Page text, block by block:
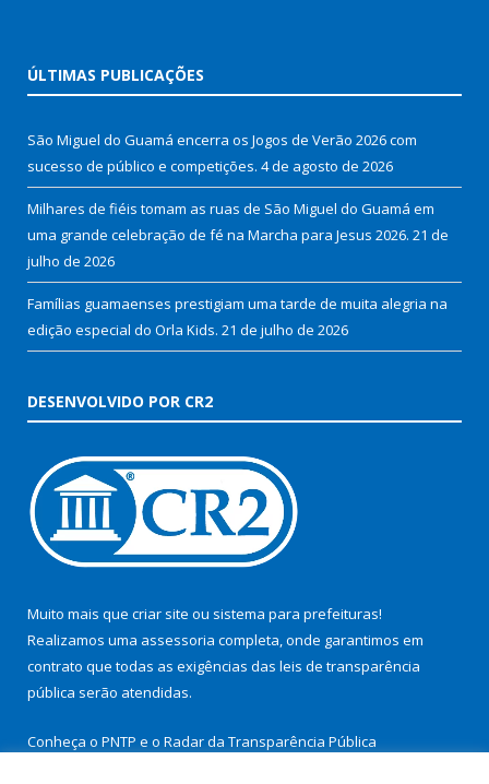
ÚLTIMAS PUBLICAÇÕES
São Miguel do Guamá encerra os Jogos de Verão 2026 com
sucesso de público e competições. 4 de agosto de 2026
Milhares de fiéis tomam as ruas de São Miguel do Guamá em
uma grande celebração de fé na Marcha para Jesus 2026. 21 de
julho de 2026
Famílias guamaenses prestigiam uma tarde de muita alegria na
edição especial do Orla Kids. 21 de julho de 2026
DESENVOLVIDO POR CR2
Muito mais que criar site ou sistema para prefeituras!
Realizamos uma assessoria completa, onde garantimos em
contrato que todas as exigências das leis de transparência
pública serão atendidas.
Conheça o PNTP e o Radar da Transparência Pública